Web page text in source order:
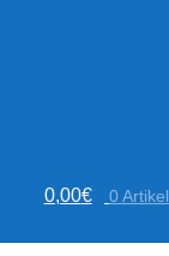
0,00€ 0 Artikel